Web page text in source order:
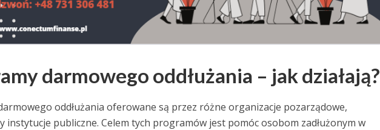
darmowego oddłużania – jak działają?
oddłużania oferowane są przez różne organizacje pozarządowe,
instytucje publiczne. Celem tych programów jest pomóc osobom zadłużonym w